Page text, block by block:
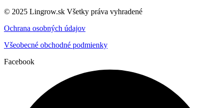
© 2025 Lingrow.sk Všetky práva vyhradené
Ochrana osobných údajov
Všeobecné obchodné podmienky
Facebook